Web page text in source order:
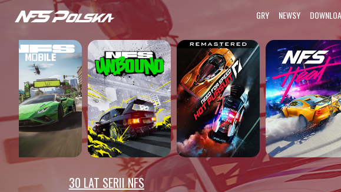
GRY NEWSY
30 LAT SERII NFS